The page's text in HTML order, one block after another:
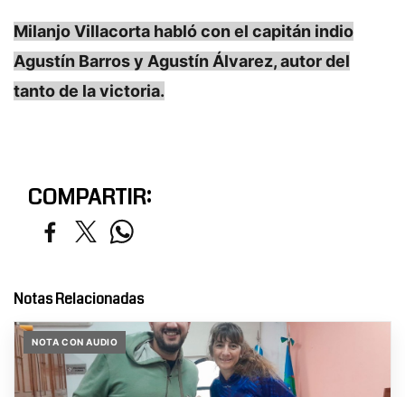
Milanjo Villacorta habló con el capitán indio
Agustín Barros y Agustín Álvarez, autor del
tanto de la victoria.
COMPARTIR:
Notas Relacionadas
NOTA CON AUDIO